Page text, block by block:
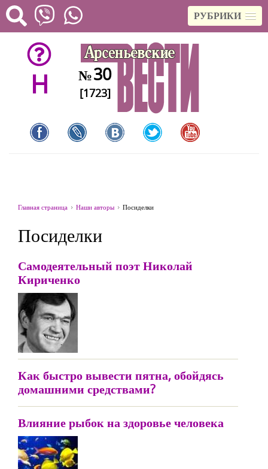
РУБРИКИ
H №30
[1723]
Главная страница Наши авторы Посиделки
Посиделки
Самодеятельный поэт Николай
Кириченко
Как быстро вывести пятна, обойдясь
домашними средствами?
Влияние рыбок на здоровье человека